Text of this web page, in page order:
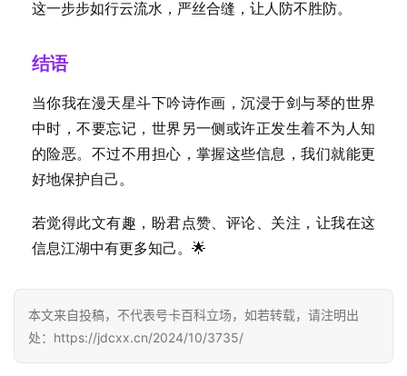
量
推
号
认
增
业
务
这一步步如行云流水，严丝合缝，让人防不胜防。
结语
当你我在漫天星斗下吟诗作画，沉浸于剑与琴的世界
中时，不要忘记，世界另一侧或许正发生着不为人知
的险恶。不过不用担心，掌握这些信息，我们就能更
好地保护自己。
若觉得此文有趣，盼君点赞、评论、关注，让我在这
信息江湖中有更多知己。🌟
本文来自投稿，不代表号卡百科立场，如若转载，请注明出
处：https://jdcxx.cn/2024/10/3735/